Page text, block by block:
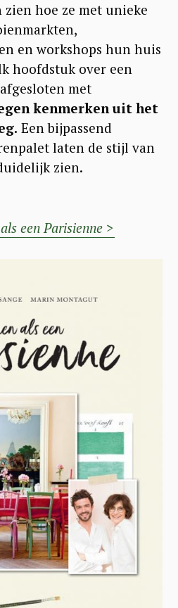
hoe ze met unieke
en workshops hun huis
hoofdstuk over een
met
kenmerken uit het
Een bijpassend
laten de stijl van
zien.
een Parisienne >